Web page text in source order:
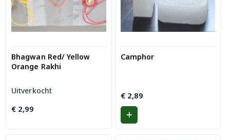
Bhagwan Red/ Yellow
Orange Rakhi
Uitverkocht
€ 2,99
Camphor
€2,89